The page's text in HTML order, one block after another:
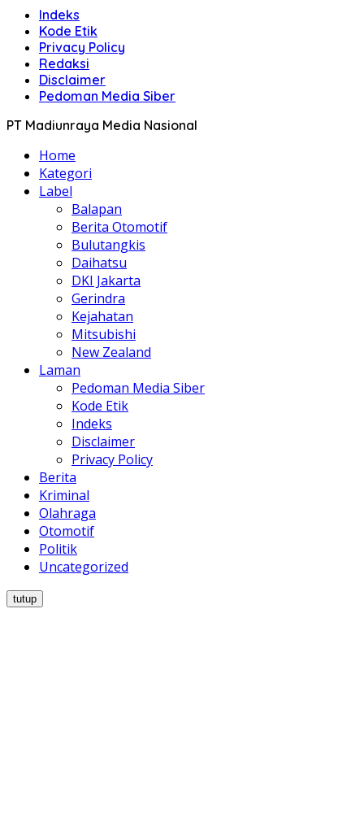
Indeks
Kode Etik
Privacy Policy
Redaksi
Disclaimer
Pedoman Media Siber
PT Madiunraya Media Nasional
Home
Kategori
Label
Balapan
Berita Otomotif
Bulutangkis
Daihatsu
DKI Jakarta
Gerindra
Kejahatan
Mitsubishi
New Zealand
Laman
Pedoman Media Siber
Kode Etik
Indeks
Disclaimer
Privacy Policy
Berita
Kriminal
Olahraga
Otomotif
Politik
Uncategorized
tutup